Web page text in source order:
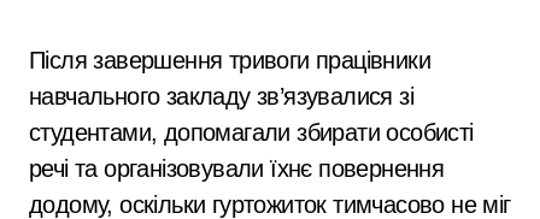
Після завершення тривоги працівники
навчального закладу зв’язувалися зі
студентами, допомагали збирати особисті
речі та організовували їхнє повернення
додому, оскільки гуртожиток тимчасово не міг